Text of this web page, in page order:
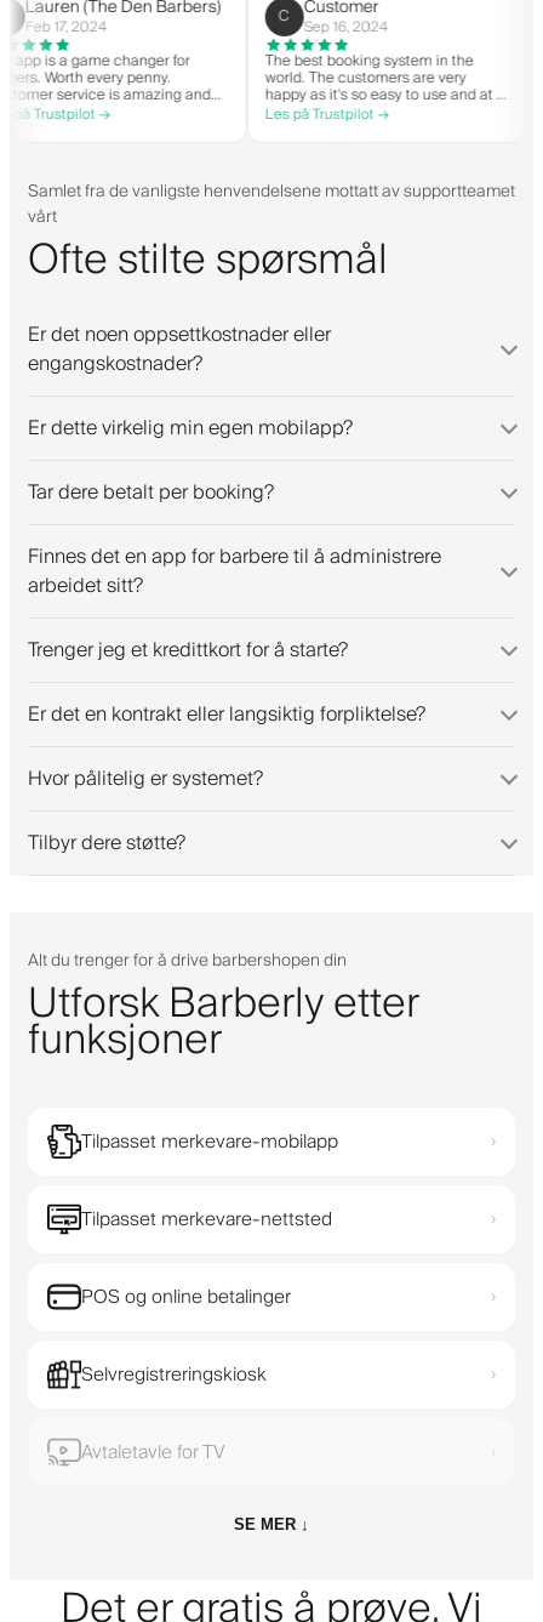
L( Lauren (The Den Barbers)
Feb 17, 2024
The app is a game changer for
barbers. Worth every penny.
Customer service is amazing and
helps with everything or whatever
they need. Definitely recommend.
Les på Trustpilot →
C Customer
Sep 16, 2024
The best booking system in the
world. The customers are very
happy as it's so easy to use and at a
great price. Plus, you get your own
personalised app, which is good for
people offering a great booking
system.
Les på Trustpilot →
Samlet fra de vanligste henvendelsene mottatt av supportteamet
vårt
Ofte stilte spørsmål
Er det noen oppsettkostnader eller
engangskostnader?
Er dette virkelig min egen mobilapp?
Tar dere betalt per booking?
Finnes det en app for barbere til å administrere
arbeidet sitt?
Trenger jeg et kredittkort for å starte?
Er det en kontrakt eller langsiktig forpliktelse?
Hvor pålitelig er systemet?
Tilbyr dere støtte?
Alt du trenger for å drive barbershopen din
Utforsk Barberly etter
funksjoner
Tilpasset merkevare-mobilapp ›
Tilpasset merkevare-nettsted ›
POS og online betalinger ›
Selvregistreringskiosk ›
Avtaletavle for TV ›
SE MER ↓